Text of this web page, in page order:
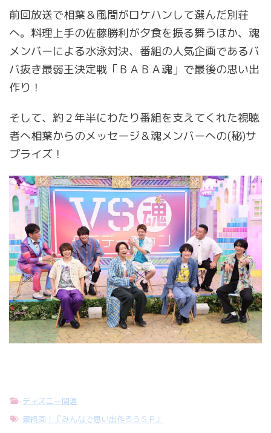
前回放送で相葉＆風間がロケハンして選んだ別荘
へ。料理上手の佐藤勝利が夕食を振る舞うほか、魂
メンバーによる水泳対決、番組の人気企画であるバ
バ抜き最弱王決定戦「ＢＡＢＡ魂」で最後の思い出
作り！
そして、約２年半にわたり番組を支えてくれた視聴
者へ相葉からのメッセージ＆魂メンバーへの(秘)サ
プライズ！
-ディズニー関連
-最終回！『みんなで思い出作ろうＳＰ』